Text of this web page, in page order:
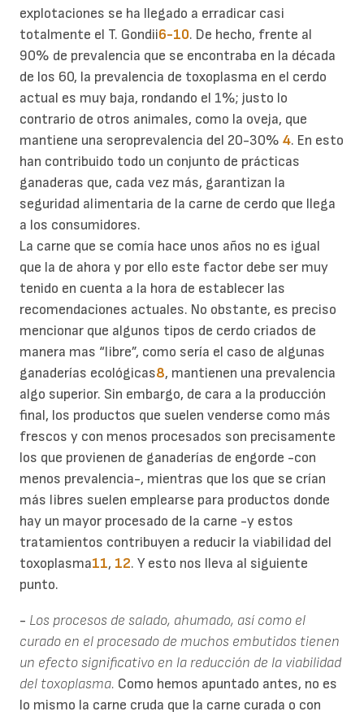
explotaciones se ha llegado a erradicar casi
totalmente el T. Gondii6-10. De hecho, frente al
90% de prevalencia que se encontraba en la década
de los 60, la prevalencia de toxoplasma en el cerdo
actual es muy baja, rondando el 1%; justo lo
contrario de otros animales, como la oveja, que
mantiene una seroprevalencia del 20-30% 4. En esto
han contribuido todo un conjunto de prácticas
ganaderas que, cada vez más, garantizan la
seguridad alimentaria de la carne de cerdo que llega
a los consumidores.
La carne que se comía hace unos años no es igual
que la de ahora y por ello este factor debe ser muy
tenido en cuenta a la hora de establecer las
recomendaciones actuales. No obstante, es preciso
mencionar que algunos tipos de cerdo criados de
manera mas “libre”, como sería el caso de algunas
ganaderías ecológicas8, mantienen una prevalencia
algo superior. Sin embargo, de cara a la producción
final, los productos que suelen venderse como más
frescos y con menos procesados son precisamente
los que provienen de ganaderías de engorde -con
menos prevalencia-, mientras que los que se crían
más libres suelen emplearse para productos donde
hay un mayor procesado de la carne -y estos
tratamientos contribuyen a reducir la viabilidad del
toxoplasma11, 12. Y esto nos lleva al siguiente
punto.
- Los procesos de salado, ahumado, así como el
curado en el procesado de muchos embutidos tienen
un efecto significativo en la reducción de la viabilidad
del toxoplasma. Como hemos apuntado antes, no es
lo mismo la carne cruda que la carne curada o con